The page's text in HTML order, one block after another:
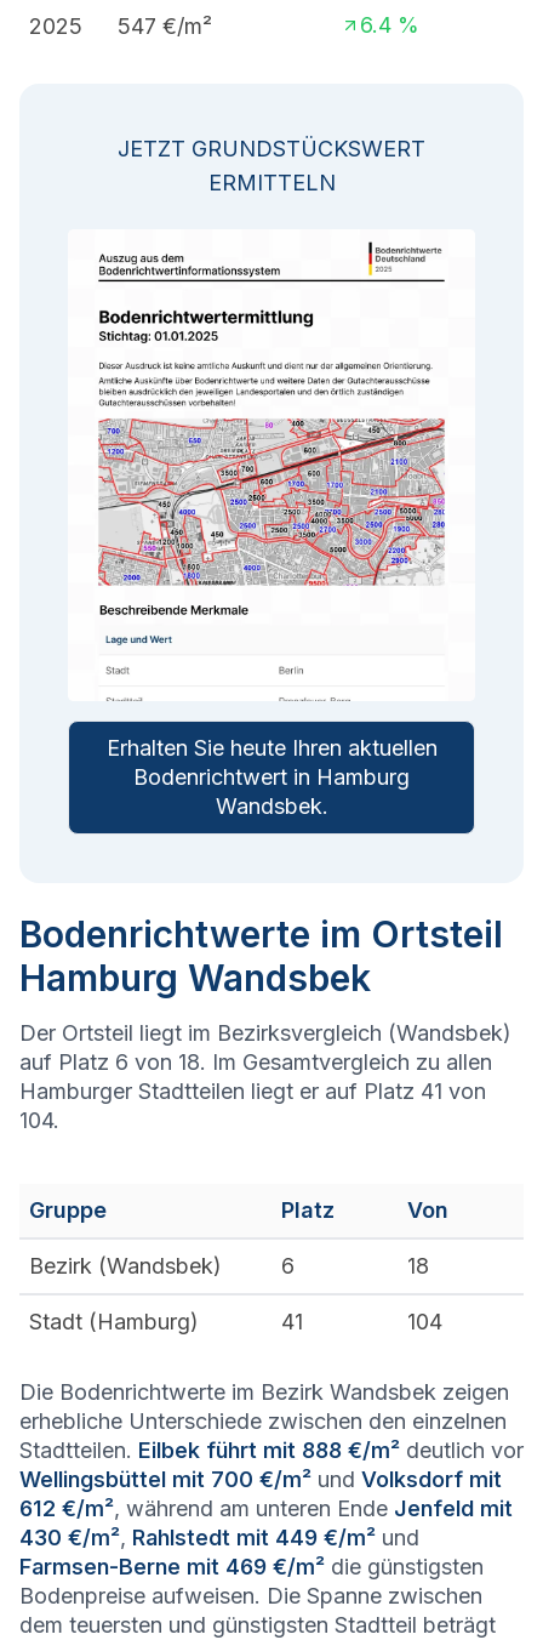
2025 547 €/m² 6.4 %
JETZT GRUNDSTÜCKSWERT
ERMITTELN
Erhalten Sie heute Ihren aktuellen
Bodenrichtwert in Hamburg
Wandsbek.
Bodenrichtwerte im Ortsteil
Hamburg Wandsbek
Der Ortsteil liegt im Bezirksvergleich (Wandsbek)
auf Platz 6 von 18. Im Gesamtvergleich zu allen
Hamburger Stadtteilen liegt er auf Platz 41 von
104.
Gruppe Platz Von
Bezirk (Wandsbek) 6 18
Stadt (Hamburg) 41 104
Die Bodenrichtwerte im Bezirk Wandsbek zeigen
erhebliche Unterschiede zwischen den einzelnen
Stadtteilen. Eilbek führt mit 888 €/m² deutlich vor
Wellingsbüttel mit 700 €/m² und Volksdorf mit
612 €/m², während am unteren Ende Jenfeld mit
430 €/m², Rahlstedt mit 449 €/m² und
Farmsen-Berne mit 469 €/m² die günstigsten
Bodenpreise aufweisen. Die Spanne zwischen
dem teuersten und günstigsten Stadtteil beträgt